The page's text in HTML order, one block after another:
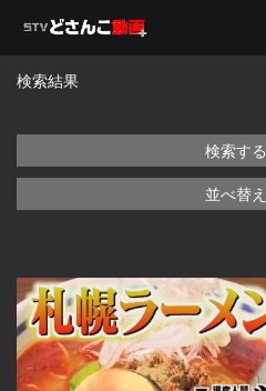
検索結果
検索する
並べ替え